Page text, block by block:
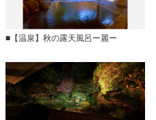
■【温泉】秋の露天風呂ー麗ー